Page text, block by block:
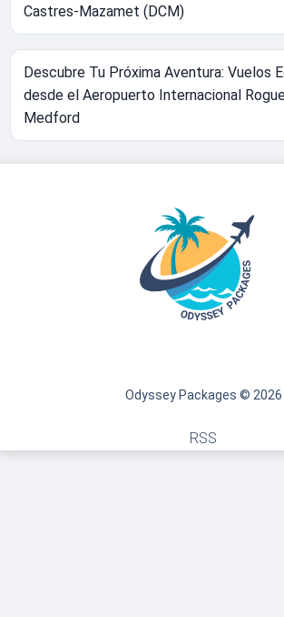
Castres-Mazamet (DCM)
Descubre Tu Próxima Aventura: Vuelos
desde el Aeropuerto Internacional
Medford
Odyssey Packages © 2026
RSS